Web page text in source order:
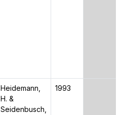
Heidemann,
H. &
Seidenbusch,
1993